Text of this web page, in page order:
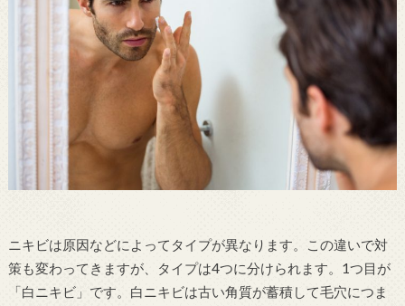
ニキビは原因などによってタイプが異なります。この違いで対
策も変わってきますが、タイプは4つに分けられます。1つ目が
「白ニキビ」です。白ニキビは古い角質が蓄積して毛穴につま